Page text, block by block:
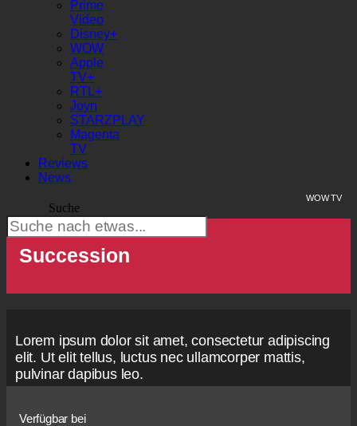
Prime
Video
Disney+
WOW
Apple
TV+
RTL+
Joyn
STARZPLAY
Magenta
TV
Reviews
News
Suche
WOW TV
Succession
Lorem ipsum dolor sit amet, consectetur adipiscing
elit. Ut elit tellus, luctus nec ullamcorper mattis,
pulvinar dapibus leo.
Verfügbar bei